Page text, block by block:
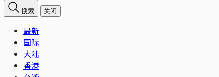
搜索 关闭
最新
国际
大陆
香港